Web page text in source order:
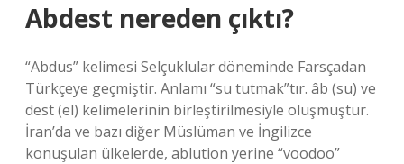
Abdest nereden çıktı?
“Abdus” kelimesi Selçuklular döneminde Farsçadan
Türkçeye geçmiştir. Anlamı “su tutmak”tır. âb (su) ve
dest (el) kelimelerinin birleştirilmesiyle oluşmuştur.
İran’da ve bazı diğer Müslüman ve İngilizce
konuşulan ülkelerde, ablution yerine “voodoo”